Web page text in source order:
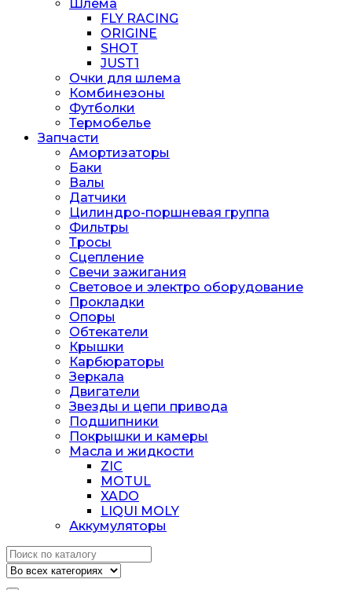
Шлема
FLY RACING
ORIGINE
SHOT
JUST1
Очки для шлема
Комбинезоны
Футболки
Термобелье
Запчасти
Амортизаторы
Баки
Валы
Датчики
Цилиндро-поршневая группа
Фильтры
Тросы
Сцепление
Свечи зажигания
Световое и электро оборудование
Прокладки
Опоры
Обтекатели
Крышки
Карбюраторы
Зеркала
Двигатели
Звезды и цепи привода
Подшипники
Покрышки и камеры
Масла и жидкости
ZIC
MOTUL
XADO
LIQUI MOLY
Аккумуляторы
Искать: